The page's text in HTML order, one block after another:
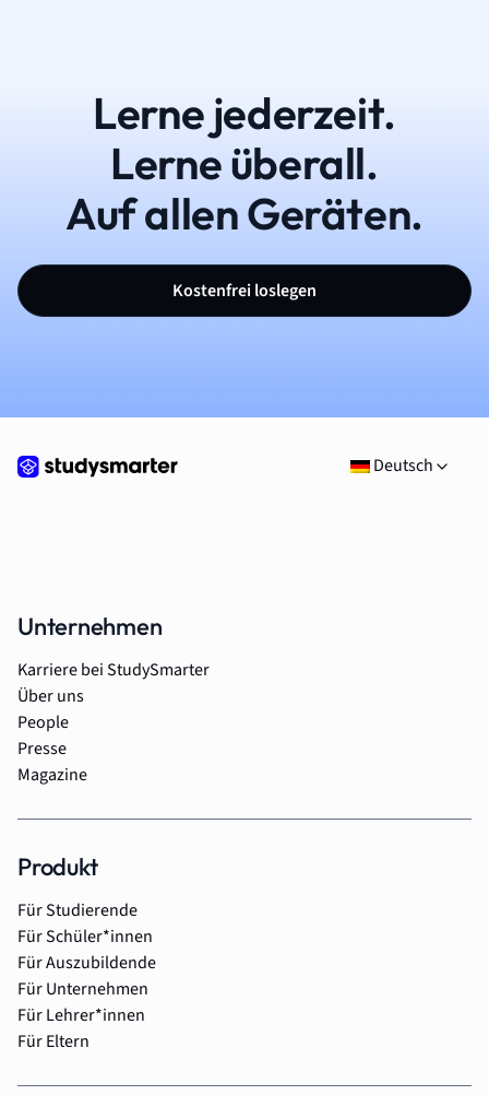
Lerne jederzeit.
Lerne überall.
Auf allen Geräten.
Kostenfrei loslegen
Deutsch
Unternehmen
Karriere bei StudySmarter
Über uns
People
Presse
Magazine
Produkt
Für Studierende
Für Schüler*innen
Für Auszubildende
Für Unternehmen
Für Lehrer*innen
Für Eltern